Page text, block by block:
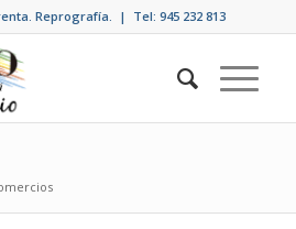
Reprografía. | Tel: 945 232 813